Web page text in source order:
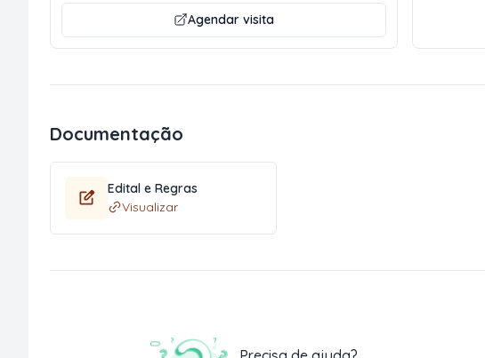
Agendar visita
Documentação
Edital e Regras
Visualizar